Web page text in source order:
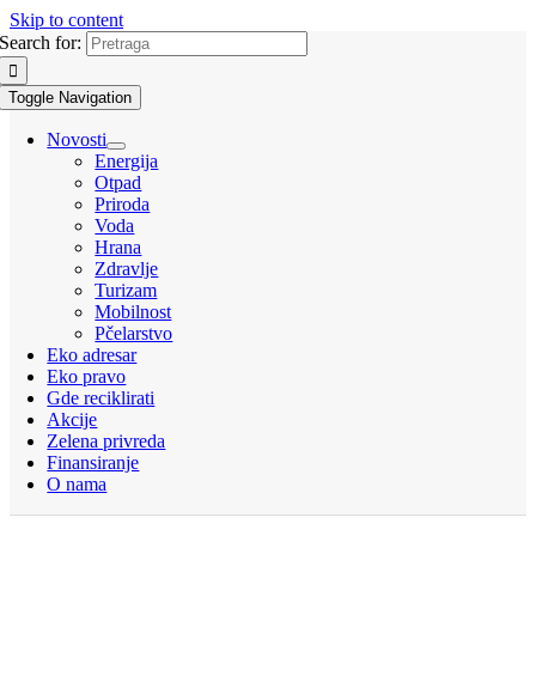
Skip to content
Search for:
Toggle Navigation
Novosti
Energija
Otpad
Priroda
Voda
Hrana
Zdravlje
Turizam
Mobilnost
Pčelarstvo
Eko adresar
Eko pravo
Gde reciklirati
Akcije
Zelena privreda
Finansiranje
O nama